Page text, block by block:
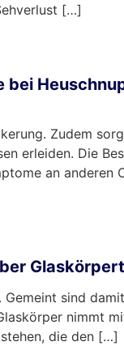
[…]
Zudem
erleiden. Die
an anderen
Gemeint sind
nimmt
die den […]